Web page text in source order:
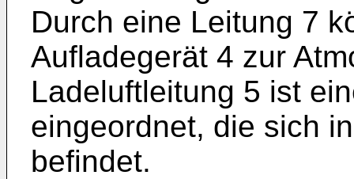
Durch eine Leitung 7
Aufladegerät 4 zur
Ladeluftleitung 5 ist
eingeordnet, die sich
befindet.